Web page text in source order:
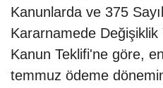
Kanunlarda ve 375
Kararnamede Değişiklik
Kanun Teklifi'ne göre,
temmuz ödeme